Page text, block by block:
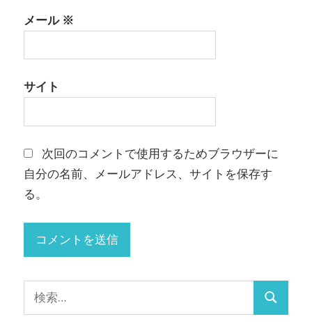
メール※
サイト
次回のコメントで使用するためブラウザーに
自分の名前、メールアドレス、サイトを保存す
る。
索:
検